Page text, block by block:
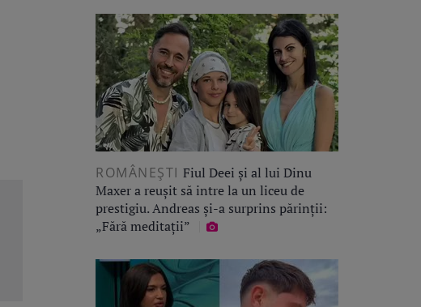
ROMÂNEŞTI Fiul Deei și al lui Dinu
Maxer a reușit să intre la un liceu de
prestigiu. Andreas și-a surprins părinții:
„Fără meditații”